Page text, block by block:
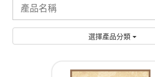
選擇產品分類